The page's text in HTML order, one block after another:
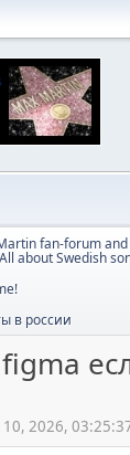
fan-forum
about Swedish
в россии
2026,